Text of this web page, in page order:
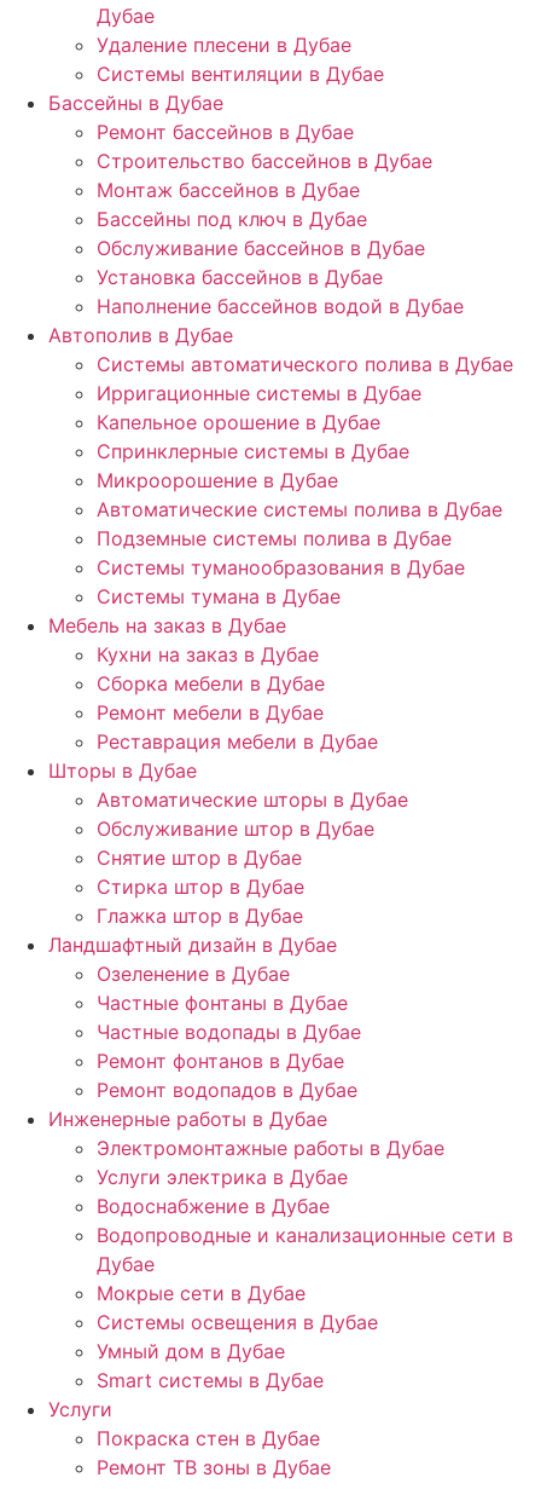
Дубае
Удаление плесени в Дубае
Системы вентиляции в Дубае
Бассейны в Дубае
Ремонт бассейнов в Дубае
Строительство бассейнов в Дубае
Монтаж бассейнов в Дубае
Бассейны под ключ в Дубае
Обслуживание бассейнов в Дубае
Установка бассейнов в Дубае
Наполнение бассейнов водой в Дубае
Автополив в Дубае
Системы автоматического полива в Дубае
Ирригационные системы в Дубае
Капельное орошение в Дубае
Спринклерные системы в Дубае
Микроорошение в Дубае
Автоматические системы полива в Дубае
Подземные системы полива в Дубае
Системы туманообразования в Дубае
Системы тумана в Дубае
Мебель на заказ в Дубае
Кухни на заказ в Дубае
Сборка мебели в Дубае
Ремонт мебели в Дубае
Реставрация мебели в Дубае
Шторы в Дубае
Автоматические шторы в Дубае
Обслуживание штор в Дубае
Снятие штор в Дубае
Стирка штор в Дубае
Глажка штор в Дубае
Ландшафтный дизайн в Дубае
Озеленение в Дубае
Частные фонтаны в Дубае
Частные водопады в Дубае
Ремонт фонтанов в Дубае
Ремонт водопадов в Дубае
Инженерные работы в Дубае
Электромонтажные работы в Дубае
Услуги электрика в Дубае
Водоснабжение в Дубае
Водопроводные и канализационные сети в
Дубае
Мокрые сети в Дубае
Системы освещения в Дубае
Умный дом в Дубае
Smart системы в Дубае
Услуги
Покраска стен в Дубае
Ремонт ТВ зоны в Дубае